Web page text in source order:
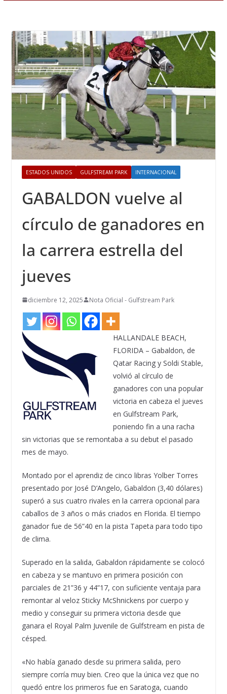
ESTADOS UNIDOS GULFSTREAM PARK INTERNACIONAL
GABALDON vuelve al
círculo de ganadores en
la carrera estrella del
jueves
diciembre 12, 2025 Nota Oficial - Gulfstream Park
HALLANDALE BEACH,
FLORIDA – Gabaldon, de
Qatar Racing y Soldi Stable,
volvió al círculo de
ganadores con una popular
victoria en cabeza el jueves
en Gulfstream Park,
poniendo fin a una racha
sin victorias que se remontaba a su debut el pasado
mes de mayo.
Montado por el aprendiz de cinco libras Yolber Torres
presentado por José D’Angelo, Gabaldon (3,40 dólares)
superó a sus cuatro rivales en la carrera opcional para
caballos de 3 años o más criados en Florida. El tiempo
ganador fue de 56”40 en la pista Tapeta para todo tipo
de clima.
Superado en la salida, Gabaldon rápidamente se colocó
en cabeza y se mantuvo en primera posición con
parciales de 21”36 y 44”17, con suficiente ventaja para
remontar al veloz Sticky McShnickens por cuerpo y
medio y conseguir su primera victoria desde que
ganara el Royal Palm Juvenile de Gulfstream en pista de
césped.
«No había ganado desde su primera salida, pero
siempre corría muy bien. Creo que la única vez que no
quedó entre los primeros fue en Saratoga, cuando